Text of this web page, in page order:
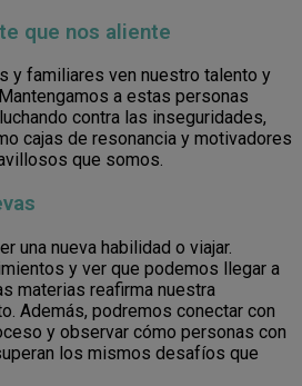
que nos aliente
y familiares ven nuestro talento y
a estas personas
contra las inseguridades,
cajas de resonancia y motivadores
que somos.
una nueva habilidad o viajar.
y ver que podemos llegar a
materias reafirma nuestra
Además, podremos conectar con
y observar cómo personas con
los mismos desafíos que